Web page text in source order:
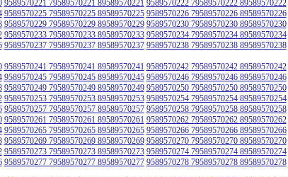
9589570221 79589570221 89589570221 9589570222 79589570222 89589570222
9589570225 79589570225 89589570225 9589570226 79589570226 89589570226
9589570229 79589570229 89589570229 9589570230 79589570230 89589570230
9589570233 79589570233 89589570233 9589570234 79589570234 89589570234
9589570237 79589570237 89589570237 9589570238 79589570238 89589570238
9589570241 79589570241 89589570241 9589570242 79589570242 89589570242
9589570245 79589570245 89589570245 9589570246 79589570246 89589570246
9589570249 79589570249 89589570249 9589570250 79589570250 89589570250
9589570253 79589570253 89589570253 9589570254 79589570254 89589570254
9589570257 79589570257 89589570257 9589570258 79589570258 89589570258
9589570261 79589570261 89589570261 9589570262 79589570262 89589570262
9589570265 79589570265 89589570265 9589570266 79589570266 89589570266
9589570269 79589570269 89589570269 9589570270 79589570270 89589570270
9589570273 79589570273 89589570273 9589570274 79589570274 89589570274
9589570277 79589570277 89589570277 9589570278 79589570278 89589570278